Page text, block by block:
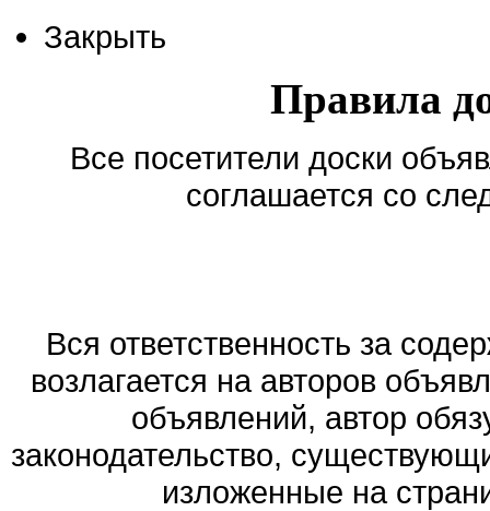
Закрыть
Правила
Все посетители доски
соглашается со
Вся ответственность за
возлагается на авторов
объявлений, автор
законодательство,
изложенные на